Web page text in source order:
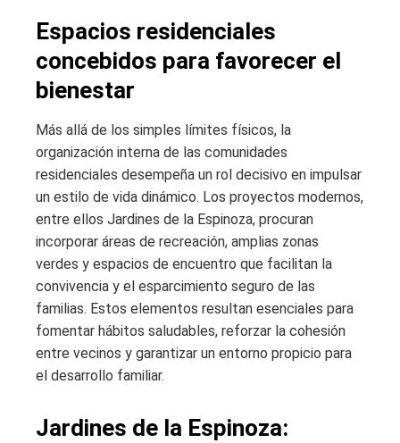
Espacios residenciales
concebidos para favorecer el
bienestar
Más allá de los simples límites físicos, la
organización interna de las comunidades
residenciales desempeña un rol decisivo en impulsar
un estilo de vida dinámico. Los proyectos modernos,
entre ellos Jardines de la Espinoza, procuran
incorporar áreas de recreación, amplias zonas
verdes y espacios de encuentro que facilitan la
convivencia y el esparcimiento seguro de las
familias. Estos elementos resultan esenciales para
fomentar hábitos saludables, reforzar la cohesión
entre vecinos y garantizar un entorno propicio para
el desarrollo familiar.
Jardines de la Espinoza: